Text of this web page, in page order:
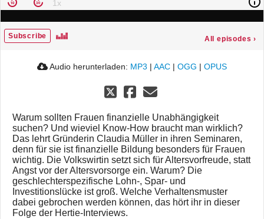
Subscribe All episodes ›
Audio herunterladen: MP3 | AAC | OGG | OPUS
Warum sollten Frauen finanzielle Unabhängigkeit
suchen? Und wieviel Know-How braucht man wirklich?
Das lehrt Gründerin Claudia Müller in ihren Seminaren,
denn für sie ist finanzielle Bildung besonders für Frauen
wichtig. Die Volkswirtin setzt sich für Altersvorfreude, statt
Angst vor der Altersvorsorge ein. Warum? Die
geschlechterspezifische Lohn-, Spar- und
Investitionslücke ist groß. Welche Verhaltensmuster
dabei gebrochen werden können, das hört ihr in dieser
Folge der Hertie-Interviews.